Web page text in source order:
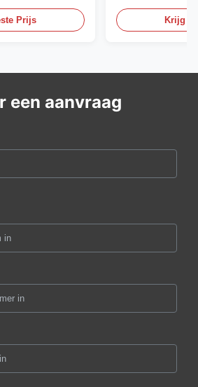
Prijs
bioscoop
Krijg
een aanvraag